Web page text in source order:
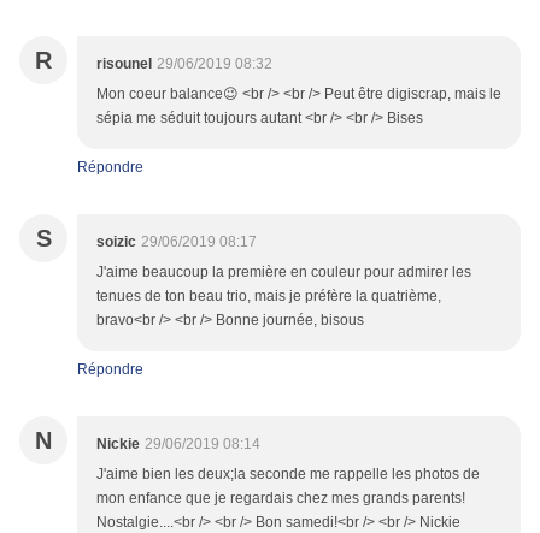
R risounel 29/06/2019 08:32
Mon coeur balance😉 <br /> <br /> Peut être digiscrap, mais le
sépia me séduit toujours autant <br /> <br /> Bises
Répondre
S soizic 29/06/2019 08:17
J'aime beaucoup la première en couleur pour admirer les
tenues de ton beau trio, mais je préfère la quatrième,
bravo<br /> <br /> Bonne journée, bisous
Répondre
N Nickie 29/06/2019 08:14
J'aime bien les deux;la seconde me rappelle les photos de
mon enfance que je regardais chez mes grands parents!
Nostalgie....<br /> <br /> Bon samedi!<br /> <br /> Nickie